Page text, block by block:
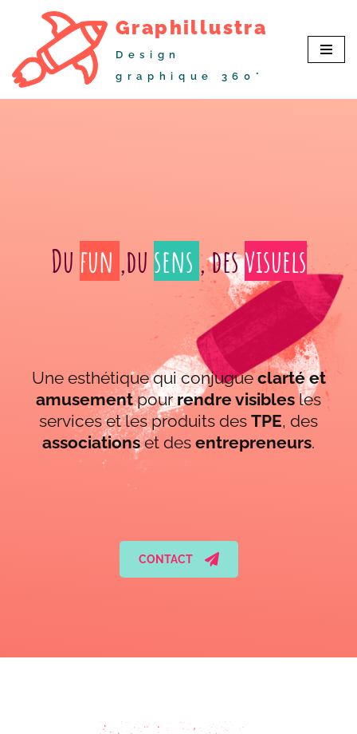
au
contenu
Graphillustra
Design
graphique 360°
Du fun ,du sens , desvisuels
Une esthétique qui conjugueclarté et
amusementpourrendre visibles les
services et les produits des TPE, des
associationset des entrepreneurs.
CONTACT